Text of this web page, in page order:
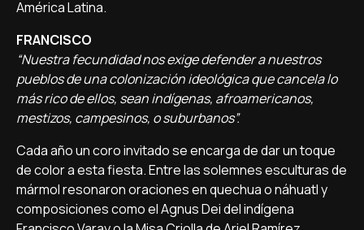
América Latina.
FRANCISCO
“Nuestra fecundidad nos exige defender a nuestros
pueblos de una colonización ideológica que cancela lo
más rico de ellos, sean indígenas, afroamericanos,
mestizos, campesinos, o suburbanos”.
Cada año un coro invitado se encarga de dar un toque
de color a esta fiesta. Entre las solemnes esculturas de
mármol resonaron oraciones en quechua o náhuatl y
composiciones como el Agnus Dei del indígena